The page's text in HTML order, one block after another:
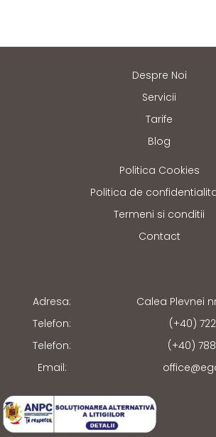
Despre Noi
Servicii
Tarife
Blog
Politica Cookies
Politica de
Termeni si conditii
Contact
Adresa:
Calea Plevnei
Telefon:
(+40)
Telefon:
(+40)
Email: